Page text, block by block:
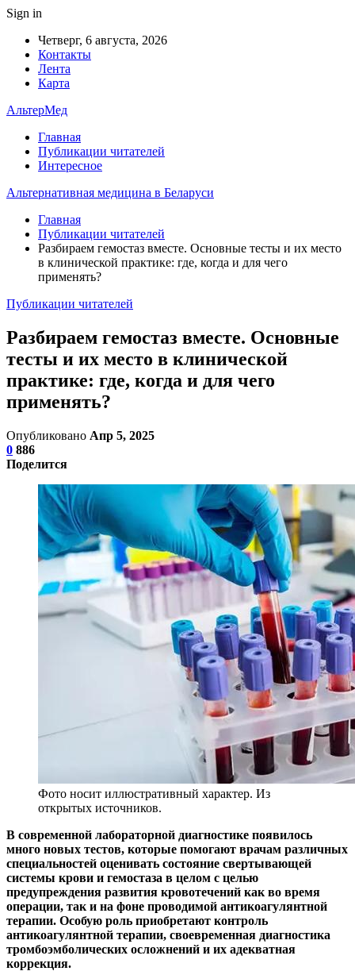
Sign in
Четверг, 6 августа, 2026
Контакты
Лента
Карта
АльтерМед
Главная
Публикации читателей
Интересное
Альтернативная медицина в Беларуси
Главная
Публикации читателей
Разбираем гемостаз вместе. Основные тесты и их место
в клинической практике: где, когда и для чего
применять?
Публикации читателей
Разбираем гемостаз вместе. Основные
тесты и их место в клинической
практике: где, когда и для чего
применять?
Опубликовано Апр 5, 2025
0 886
Поделится
Фото носит иллюстративный характер. Из
открытых источников.
В современной лабораторной диагностике появилось
много новых тестов, которые помогают врачам различных
специальностей оценивать состояние свертывающей
системы крови и гемостаза в целом с целью
предупреждения развития кровотечений как во время
операции, так и на фоне проводимой антикоагулянтной
терапии. Особую роль приобретают контроль
антикоагулянтной терапии, своевременная диагностика
тромбоэмболических осложнений и их адекватная
коррекция.